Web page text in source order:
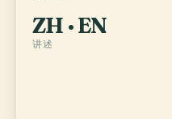
ZH · EN
讲述